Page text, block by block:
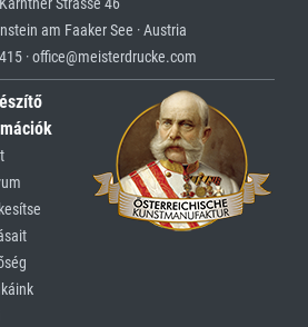
am Faaker See · Austria
· office@meisterdrucke.com